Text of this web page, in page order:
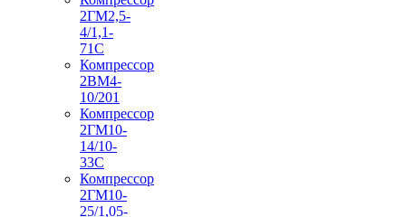
2ГМ2,5-
4/1,1-
71С
Компрессор
2ВМ4-
10/201
Компрессор
2ГМ10-
14/10-
33С
Компрессор
2ГМ10-
25/1,05-